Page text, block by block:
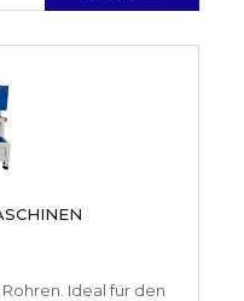
Ideal für den